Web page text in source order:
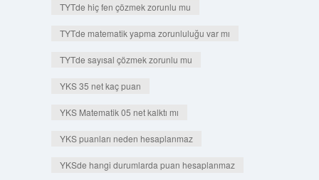
TYTde hiç fen çözmek zorunlu mu
TYTde matematik yapma zorunluluğu var mı
TYTde sayısal çözmek zorunlu mu
YKS 35 net kaç puan
YKS Matematik 05 net kalktı mı
YKS puanları neden hesaplanmaz
YKSde hangi durumlarda puan hesaplanmaz